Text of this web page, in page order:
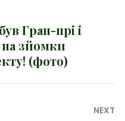
Гран-прі і
зйомки
(фото)
NEXT